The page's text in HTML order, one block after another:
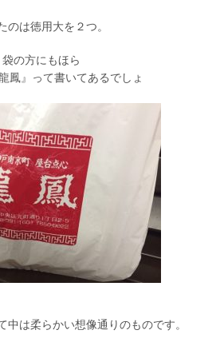
のは徳用大を２つ。
袋の方にもほら
鳳』って書いてあるでしょ
中は柔らかい想像通りのものです。